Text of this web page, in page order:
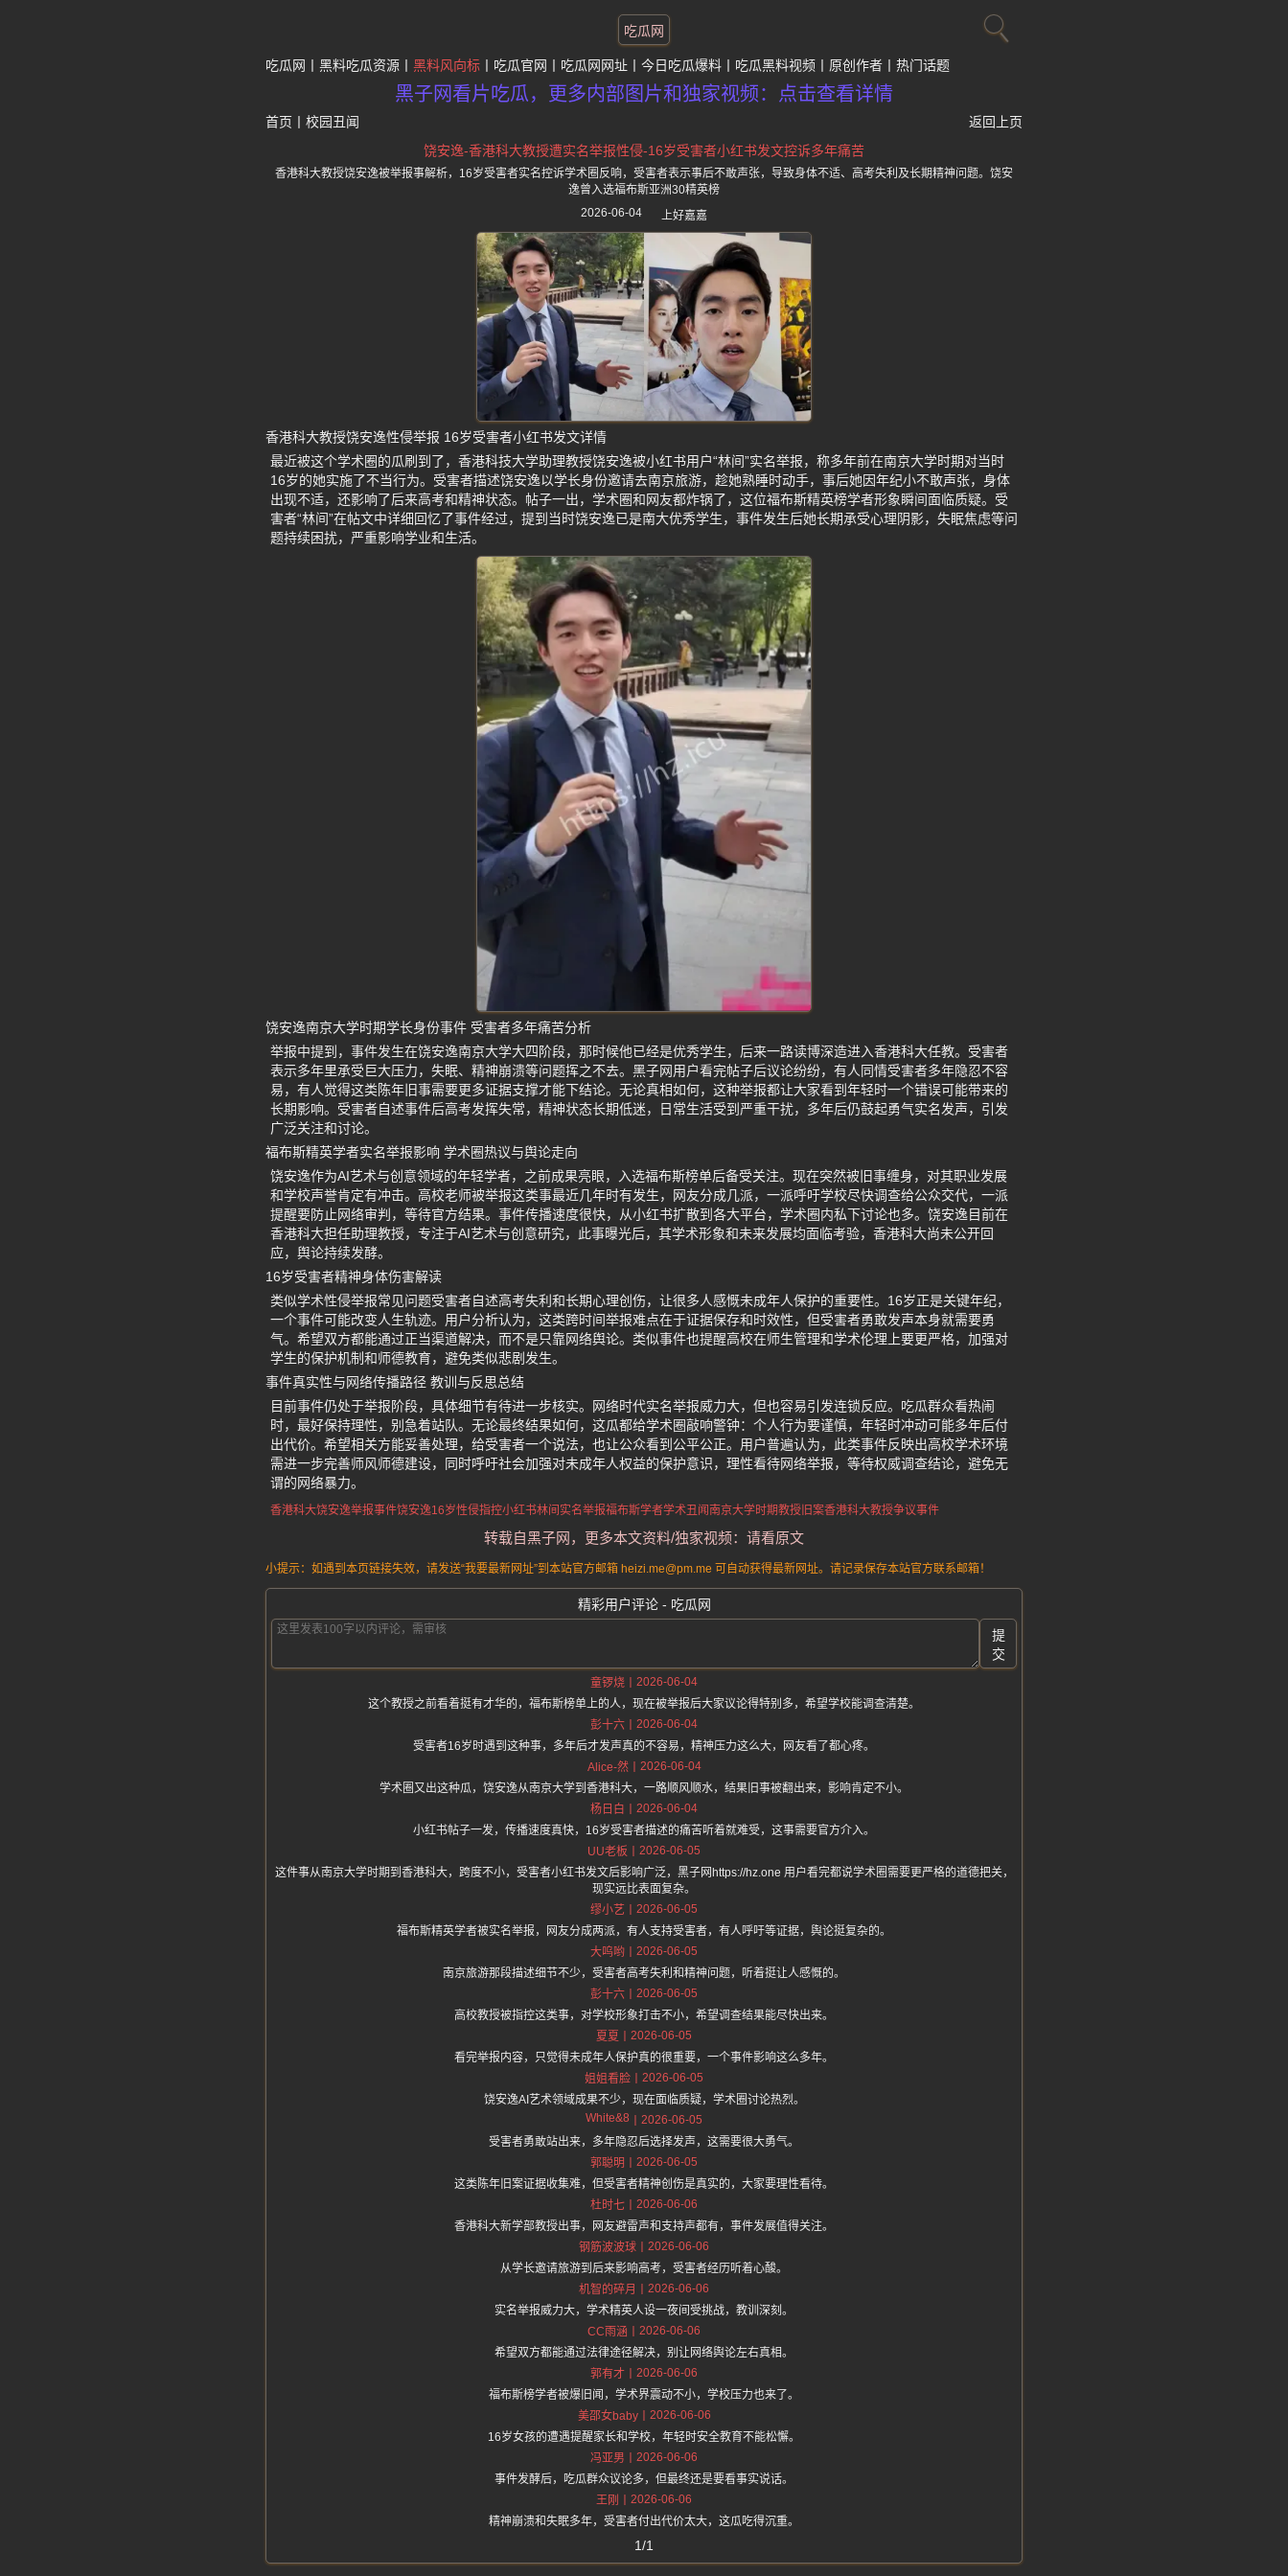
吃瓜网
吃瓜网 黑料吃瓜资源 黑料风向标 吃瓜官网 吃瓜网网址 今日吃瓜爆料 吃瓜黑料视频 原创作者 热门话题
黑子网看片吃瓜，更多内部图片和独家视频：点击查看详情
首页 校园丑闻
返回上页
饶安逸-香港科大教授遭实名举报性侵-16岁受害者小红书发文控诉多年痛苦
香港科大教授饶安逸被举报事解析，16岁受害者实名控诉学术圈反响，受害者表示事后不敢声张，导致身体不适、高考失利及长期精神问题。饶安
逸曾入选福布斯亚洲30精英榜
2026-06-04
上好嘉嘉
香港科大教授饶安逸性侵举报 16岁受害者小红书发文详情
最近被这个学术圈的瓜刷到了，香港科技大学助理教授饶安逸被小红书用户“林间”实名举报，称多年前在南京大学时期对当时
16岁的她实施了不当行为。受害者描述饶安逸以学长身份邀请去南京旅游，趁她熟睡时动手，事后她因年纪小不敢声张，身体
出现不适，还影响了后来高考和精神状态。帖子一出，学术圈和网友都炸锅了，这位福布斯精英榜学者形象瞬间面临质疑。受
害者“林间”在帖文中详细回忆了事件经过，提到当时饶安逸已是南大优秀学生，事件发生后她长期承受心理阴影，失眠焦虑等问
题持续困扰，严重影响学业和生活。
饶安逸南京大学时期学长身份事件 受害者多年痛苦分析
举报中提到，事件发生在饶安逸南京大学大四阶段，那时候他已经是优秀学生，后来一路读博深造进入香港科大任教。受害者
表示多年里承受巨大压力，失眠、精神崩溃等问题挥之不去。黑子网用户看完帖子后议论纷纷，有人同情受害者多年隐忍不容
易，有人觉得这类陈年旧事需要更多证据支撑才能下结论。无论真相如何，这种举报都让大家看到年轻时一个错误可能带来的
长期影响。受害者自述事件后高考发挥失常，精神状态长期低迷，日常生活受到严重干扰，多年后仍鼓起勇气实名发声，引发
广泛关注和讨论。
福布斯精英学者实名举报影响 学术圈热议与舆论走向
饶安逸作为AI艺术与创意领域的年轻学者，之前成果亮眼，入选福布斯榜单后备受关注。现在突然被旧事缠身，对其职业发展
和学校声誉肯定有冲击。高校老师被举报这类事最近几年时有发生，网友分成几派，一派呼吁学校尽快调查给公众交代，一派
提醒要防止网络审判，等待官方结果。事件传播速度很快，从小红书扩散到各大平台，学术圈内私下讨论也多。饶安逸目前在
香港科大担任助理教授，专注于AI艺术与创意研究，此事曝光后，其学术形象和未来发展均面临考验，香港科大尚未公开回
应，舆论持续发酵。
16岁受害者精神身体伤害解读
类似学术性侵举报常见问题受害者自述高考失利和长期心理创伤，让很多人感慨未成年人保护的重要性。16岁正是关键年纪，
一个事件可能改变人生轨迹。用户分析认为，这类跨时间举报难点在于证据保存和时效性，但受害者勇敢发声本身就需要勇
气。希望双方都能通过正当渠道解决，而不是只靠网络舆论。类似事件也提醒高校在师生管理和学术伦理上要更严格，加强对
学生的保护机制和师德教育，避免类似悲剧发生。
事件真实性与网络传播路径 教训与反思总结
目前事件仍处于举报阶段，具体细节有待进一步核实。网络时代实名举报威力大，但也容易引发连锁反应。吃瓜群众看热闹
时，最好保持理性，别急着站队。无论最终结果如何，这瓜都给学术圈敲响警钟：个人行为要谨慎，年轻时冲动可能多年后付
出代价。希望相关方能妥善处理，给受害者一个说法，也让公众看到公平公正。用户普遍认为，此类事件反映出高校学术环境
需进一步完善师风师德建设，同时呼吁社会加强对未成年人权益的保护意识，理性看待网络举报，等待权威调查结论，避免无
谓的网络暴力。
香港科大饶安逸举报事件饶安逸16岁性侵指控小红书林间实名举报福布斯学者学术丑闻 南京大学时期教授旧案香港科大教授争议事件
转载自黑子网，更多本文资料/独家视频：请看原文
小提示：如遇到本页链接失效，请发送“我要最新网址”到本站官方邮箱 heizi.me@pm.me 可自动获得最新网址。请记录保存本站官方联系邮箱！
精彩用户评论 - 吃瓜网
提
交
童锣烧
2026-06-04
这个教授之前看着挺有才华的，福布斯榜单上的人，现在被举报后大家议论得特别多，希望学校能调查清楚。
彭十六
2026-06-04
受害者16岁时遇到这种事，多年后才发声真的不容易，精神压力这么大，网友看了都心疼。
Alice-然
2026-06-04
学术圈又出这种瓜，饶安逸从南京大学到香港科大，一路顺风顺水，结果旧事被翻出来，影响肯定不小。
杨日白
2026-06-04
小红书帖子一发，传播速度真快，16岁受害者描述的痛苦听着就难受，这事需要官方介入。
UU老板
2026-06-05
这件事从南京大学时期到香港科大，跨度不小，受害者小红书发文后影响广泛，黑子网https://hz.one 用户看完都说学术圈需要更严格的道德把关，
现实远比表面复杂。
缪小艺
2026-06-05
福布斯精英学者被实名举报，网友分成两派，有人支持受害者，有人呼吁等证据，舆论挺复杂的。
大呜哟
2026-06-05
南京旅游那段描述细节不少，受害者高考失利和精神问题，听着挺让人感慨的。
彭十六
2026-06-05
高校教授被指控这类事，对学校形象打击不小，希望调查结果能尽快出来。
夏夏
2026-06-05
看完举报内容，只觉得未成年人保护真的很重要，一个事件影响这么多年。
姐姐看脸
2026-06-05
饶安逸AI艺术领域成果不少，现在面临质疑，学术圈讨论热烈。
White&8
2026-06-05
受害者勇敢站出来，多年隐忍后选择发声，这需要很大勇气。
郭聪明
2026-06-05
这类陈年旧案证据收集难，但受害者精神创伤是真实的，大家要理性看待。
杜时七
2026-06-06
香港科大新学部教授出事，网友避雷声和支持声都有，事件发展值得关注。
钢筋波波球
2026-06-06
从学长邀请旅游到后来影响高考，受害者经历听着心酸。
机智的碎月
2026-06-06
实名举报威力大，学术精英人设一夜间受挑战，教训深刻。
CC雨涵
2026-06-06
希望双方都能通过法律途径解决，别让网络舆论左右真相。
郭有才
2026-06-06
福布斯榜学者被爆旧闻，学术界震动不小，学校压力也来了。
美邵女baby
2026-06-06
16岁女孩的遭遇提醒家长和学校，年轻时安全教育不能松懈。
冯亚男
2026-06-06
事件发酵后，吃瓜群众议论多，但最终还是要看事实说话。
王刚
2026-06-06
精神崩溃和失眠多年，受害者付出代价太大，这瓜吃得沉重。
1/1